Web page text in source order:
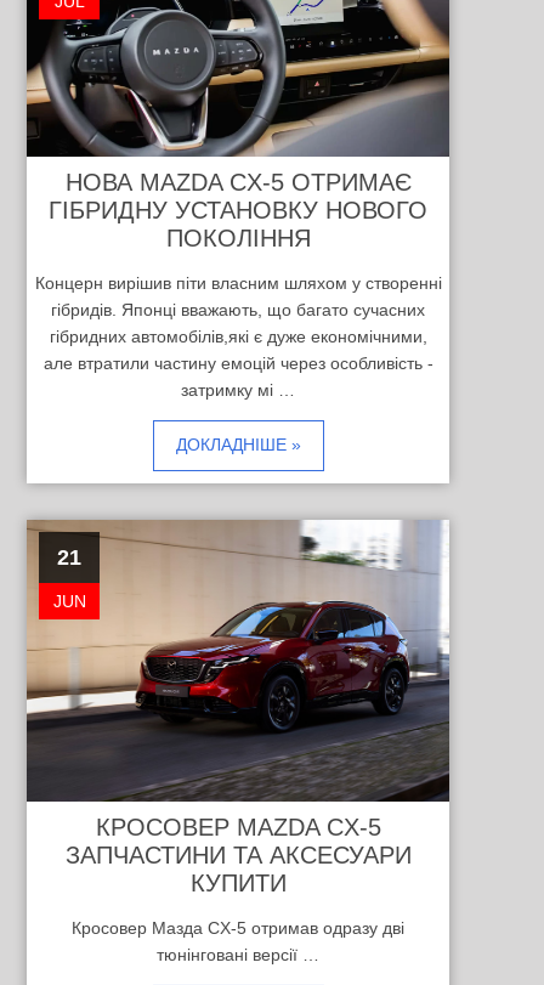
НОВА MAZDA CX-5 ОТРИМАЄ
ГІБРИДНУ УСТАНОВКУ НОВОГО
ПОКОЛІННЯ
Концерн вирішив піти власним шляхом у створенні
гібридів. Японці вважають, що багато сучасних
гібридних автомобілів,які є дуже економічними,
але втратили частину емоцій через особливість -
затримку мі …
ДОКЛАДНІШЕ »
21
JUN
КРОСОВЕР MAZDA CX-5
ЗАПЧАСТИНИ ТА АКСЕСУАРИ
КУПИТИ
Кросовер Мазда CX-5 отримав одразу дві
тюнінговані версії …